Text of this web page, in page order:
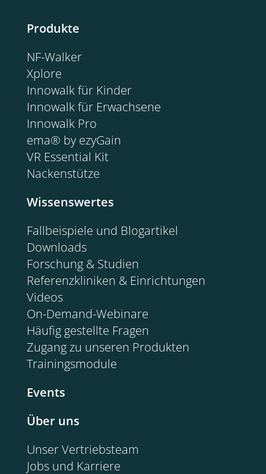
Produkte
NF-Walker
Xplore
Innowalk für Kinder
Innowalk für Erwachsene
Innowalk Pro
ema® by ezyGain
VR Essential Kit
Nackenstütze
Wissenswertes
Fallbeispiele und Blogartikel
Downloads
Forschung & Studien
Referenzkliniken & Einrichtungen
Videos
On-Demand-Webinare
Häufig gestellte Fragen
Zugang zu unseren Produkten
Trainingsmodule
Events
Über uns
Unser Vertriebsteam
Jobs und Karriere